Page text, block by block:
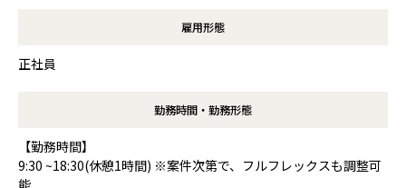
雇用形態
正社員
勤務時間・勤務形態
【勤務時間】
9:30 ~18:30(休憩1時間) ※案件次第で、フルフレックスも調整可
能